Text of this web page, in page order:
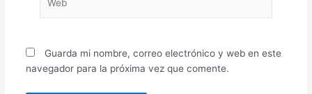
Guarda mi nombre, correo electrónico y web en este
navegador para la próxima vez que comente.